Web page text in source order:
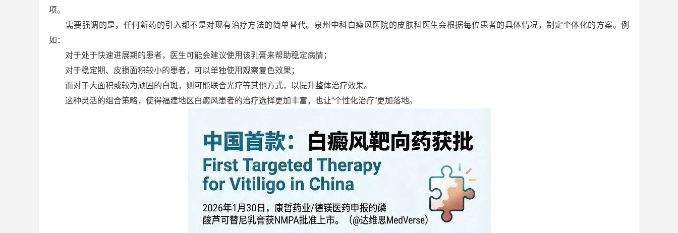
项。
需要强调的是，任何新药的引入都不是对现有治疗方法的简单替代。泉州中科白癜风医院的皮肤科医生会根据每位患者的具体情况，制定个体化的方案。例
如：
对于处于快速进展期的患者，医生可能会建议使用该乳膏来帮助稳定病情；
对于稳定期、皮损面积较小的患者，可以单独使用观察复色效果；
而对于大面积或较为顽固的白斑，则可能联合光疗等其他方式，以提升整体治疗效果。
这种灵活的组合策略，使得福建地区白癜风患者的治疗选择更加丰富，也让“个性化治疗”更加落地。